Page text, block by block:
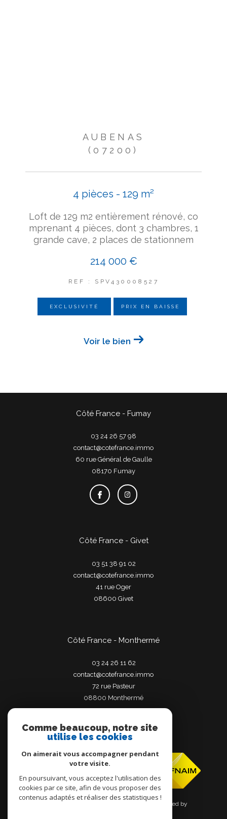
AUBENAS
(07200)
4 pièces - 129 m²
Loft de 129 m2 entièrement rénové, co
mprenant 4 pièces, dont 3 chambres, 1
grande cave, 2 places de stationnem
214 000 €
REF : SPV430008527
EXCLUSIVITÉ PRIX EN BAISSE
Voir le bien
Côté France - Fumay
03 24 26 57 98
contact@cotefrance.immo
60 rue Général de Gaulle
08170
fumay
Côté France - Givet
03 51 38 91 02
contact@cotefrance.immo
41 rue Oger
08600
givet
Côté France - Monthermé
03 24 26 11 62
contact@cotefrance.immo
72 rue Pasteur
08800
monthermé
Adhérents
© 2026 | Tous droits réservés | Traduction powered by
Comme beaucoup, notre site
utilise les cookies
On aimerait vous accompagner pendant
votre visite.
En poursuivant, vous acceptez l'utilisation des
cookies par ce site, afin de vous proposer des
contenus adaptés et réaliser des statistiques !